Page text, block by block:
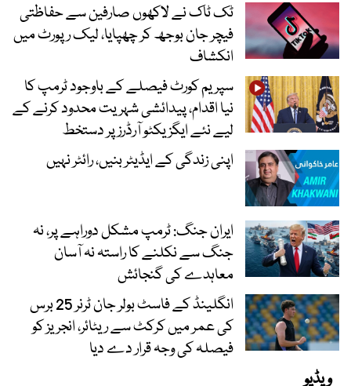
ٹک ٹاک نے لاکھوں صارفین سے حفاظتی
فیچر جان بوجھ کر چھپایا، لیک رپورٹ میں
انکشاف
سپریم کورٹ فیصلے کے باوجود ٹرمپ کا
نیا اقدام، پیدائشی شہریت محدود کرنے کے
لیے نئے ایگزیکٹو آرڈرز پر دستخط
اپنی زندگی کے ایڈیٹر بنیں، رائٹر نہیں
ایران جنگ: ٹرمپ مشکل دوراہے پر، نہ
جنگ سے نکلنے کا راستہ نہ آسان
معاہدے کی گنجائش
انگلینڈ کے فاسٹ بولر جان ٹرنر 25 برس
کی عمر میں کرکٹ سے ریٹائر، انجریز کو
فیصلہ کی وجہ قرار دے دیا
ویڈیو